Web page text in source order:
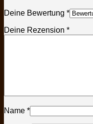
Deine Bewertung *
Deine Rezension *
Name *